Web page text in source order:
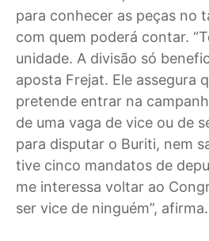
para conhecer as peças no
com quem poderá contar.
unidade. A divisão só
aposta Frejat. Ele assegura
pretende entrar na
de uma vaga de vice ou de
para disputar o Buriti, nem
tive cinco mandatos de
me interessa voltar ao
ser vice de ninguém”, afirma.